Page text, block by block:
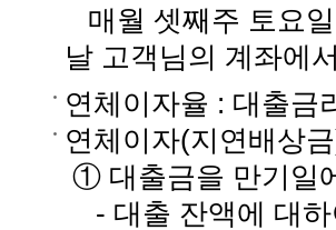
매월 셋째주 토요
날 고객님의 계좌에
연체이자율 : 대출금
연체이자(지연배상
① 대출금을 만기일
- 대출 잔액에 대하